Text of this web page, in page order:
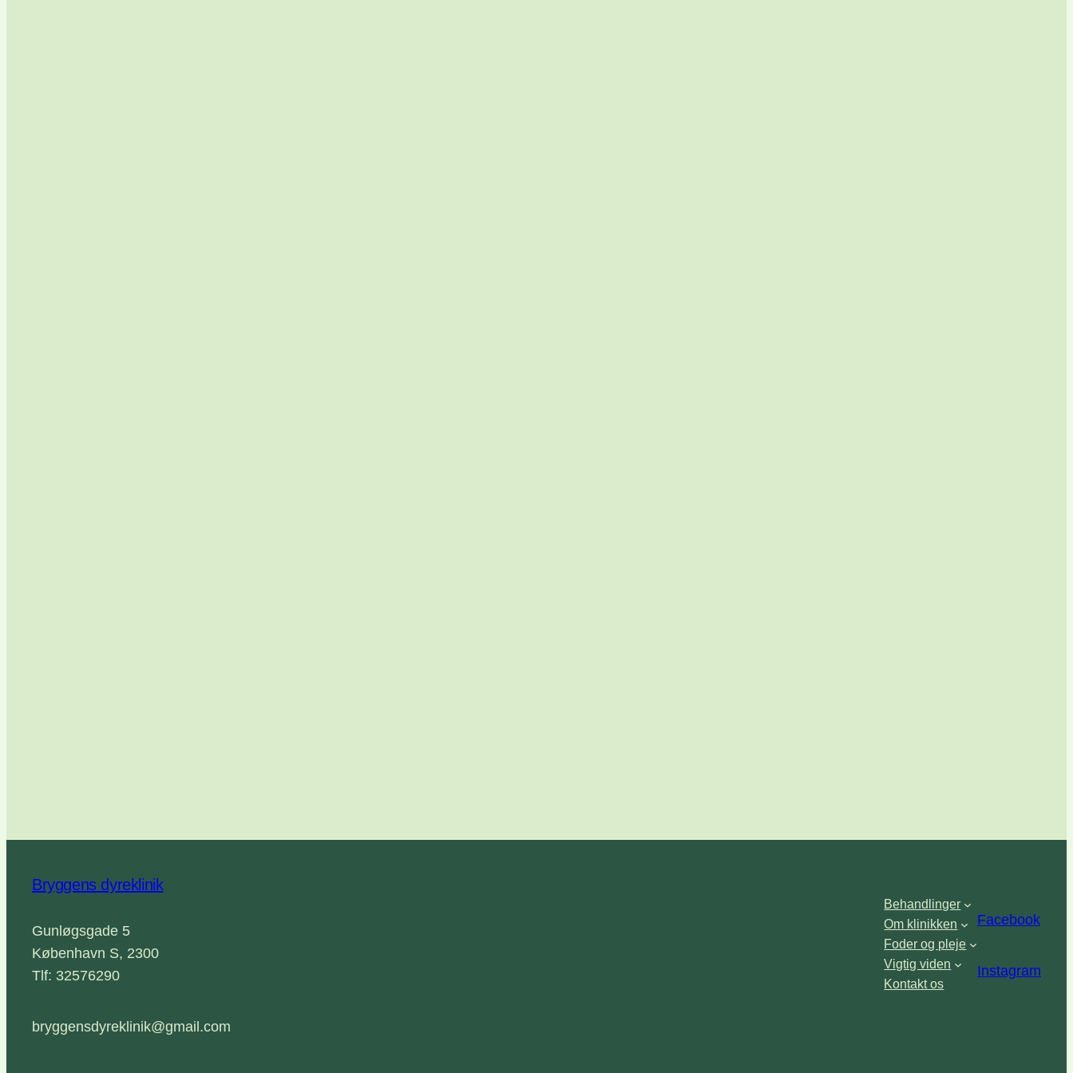
Bryggens dyreklinik
Gunløgsgade 5
København S, 2300
Tlf: 32576290
bryggensdyreklinik@gmail.com
Behandlinger
Om klinikken
Foder og pleje
Vigtig viden
Kontakt os
Facebook
Instagram